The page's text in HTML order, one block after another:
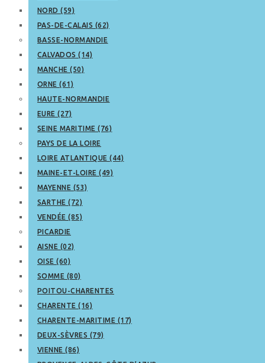
NORD (59)
PAS-DE-CALAIS (62)
BASSE-NORMANDIE
CALVADOS (14)
MANCHE (50)
ORNE (61)
HAUTE-NORMANDIE
EURE (27)
SEINE MARITIME (76)
PAYS DE LA LOIRE
LOIRE ATLANTIQUE (44)
MAINE-ET-LOIRE (49)
MAYENNE (53)
SARTHE (72)
VENDÉE (85)
PICARDIE
AISNE (02)
OISE (60)
SOMME (80)
POITOU-CHARENTES
CHARENTE (16)
CHARENTE-MARITIME (17)
DEUX-SÈVRES (79)
VIENNE (86)